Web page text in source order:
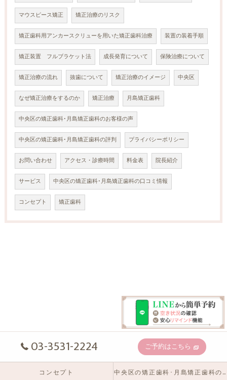
マウスピース矯正 矯正治療のリスク
矯正歯科用アンカースクリューを用いた矯正歯科治療 装置の装着手順
矯正装置 フルブラケット法 成長発育について 保険治療について
矯正治療の流れ 抜歯について 矯正治療のイメージ 中央区
なぜ矯正治療をするのか 矯正治療 月島矯正歯科
中央区の矯正歯科･月島矯正歯科のお客様の声
中央区の矯正歯科･月島矯正歯科の評判 プライバシーポリシー
お問い合わせ アクセス・診療時間 料金表 院長紹介
サービス 中央区の矯正歯科･月島矯正歯科の口コミ情報
コンセプト 矯正歯科
03-3531-2224 ご予約はこちら
コンセプト 中央区の矯正歯科･月島矯正歯科の口コミ情報